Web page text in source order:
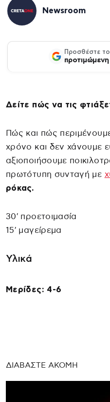
Newsroom
Προσθέστε
Δείτε πώς να τις
Πώς και πώς
χρόνο και δεν χάνουμε
αξιοποιήσουμε
πρωτότυπη συνταγή με
ρόκας.
30′ προετοιμασία
15′ μαγείρεμα
Υλικά
Μερίδες: 4-6
ΔΙΑΒΑΣΤΕ ΑΚΟΜΗ